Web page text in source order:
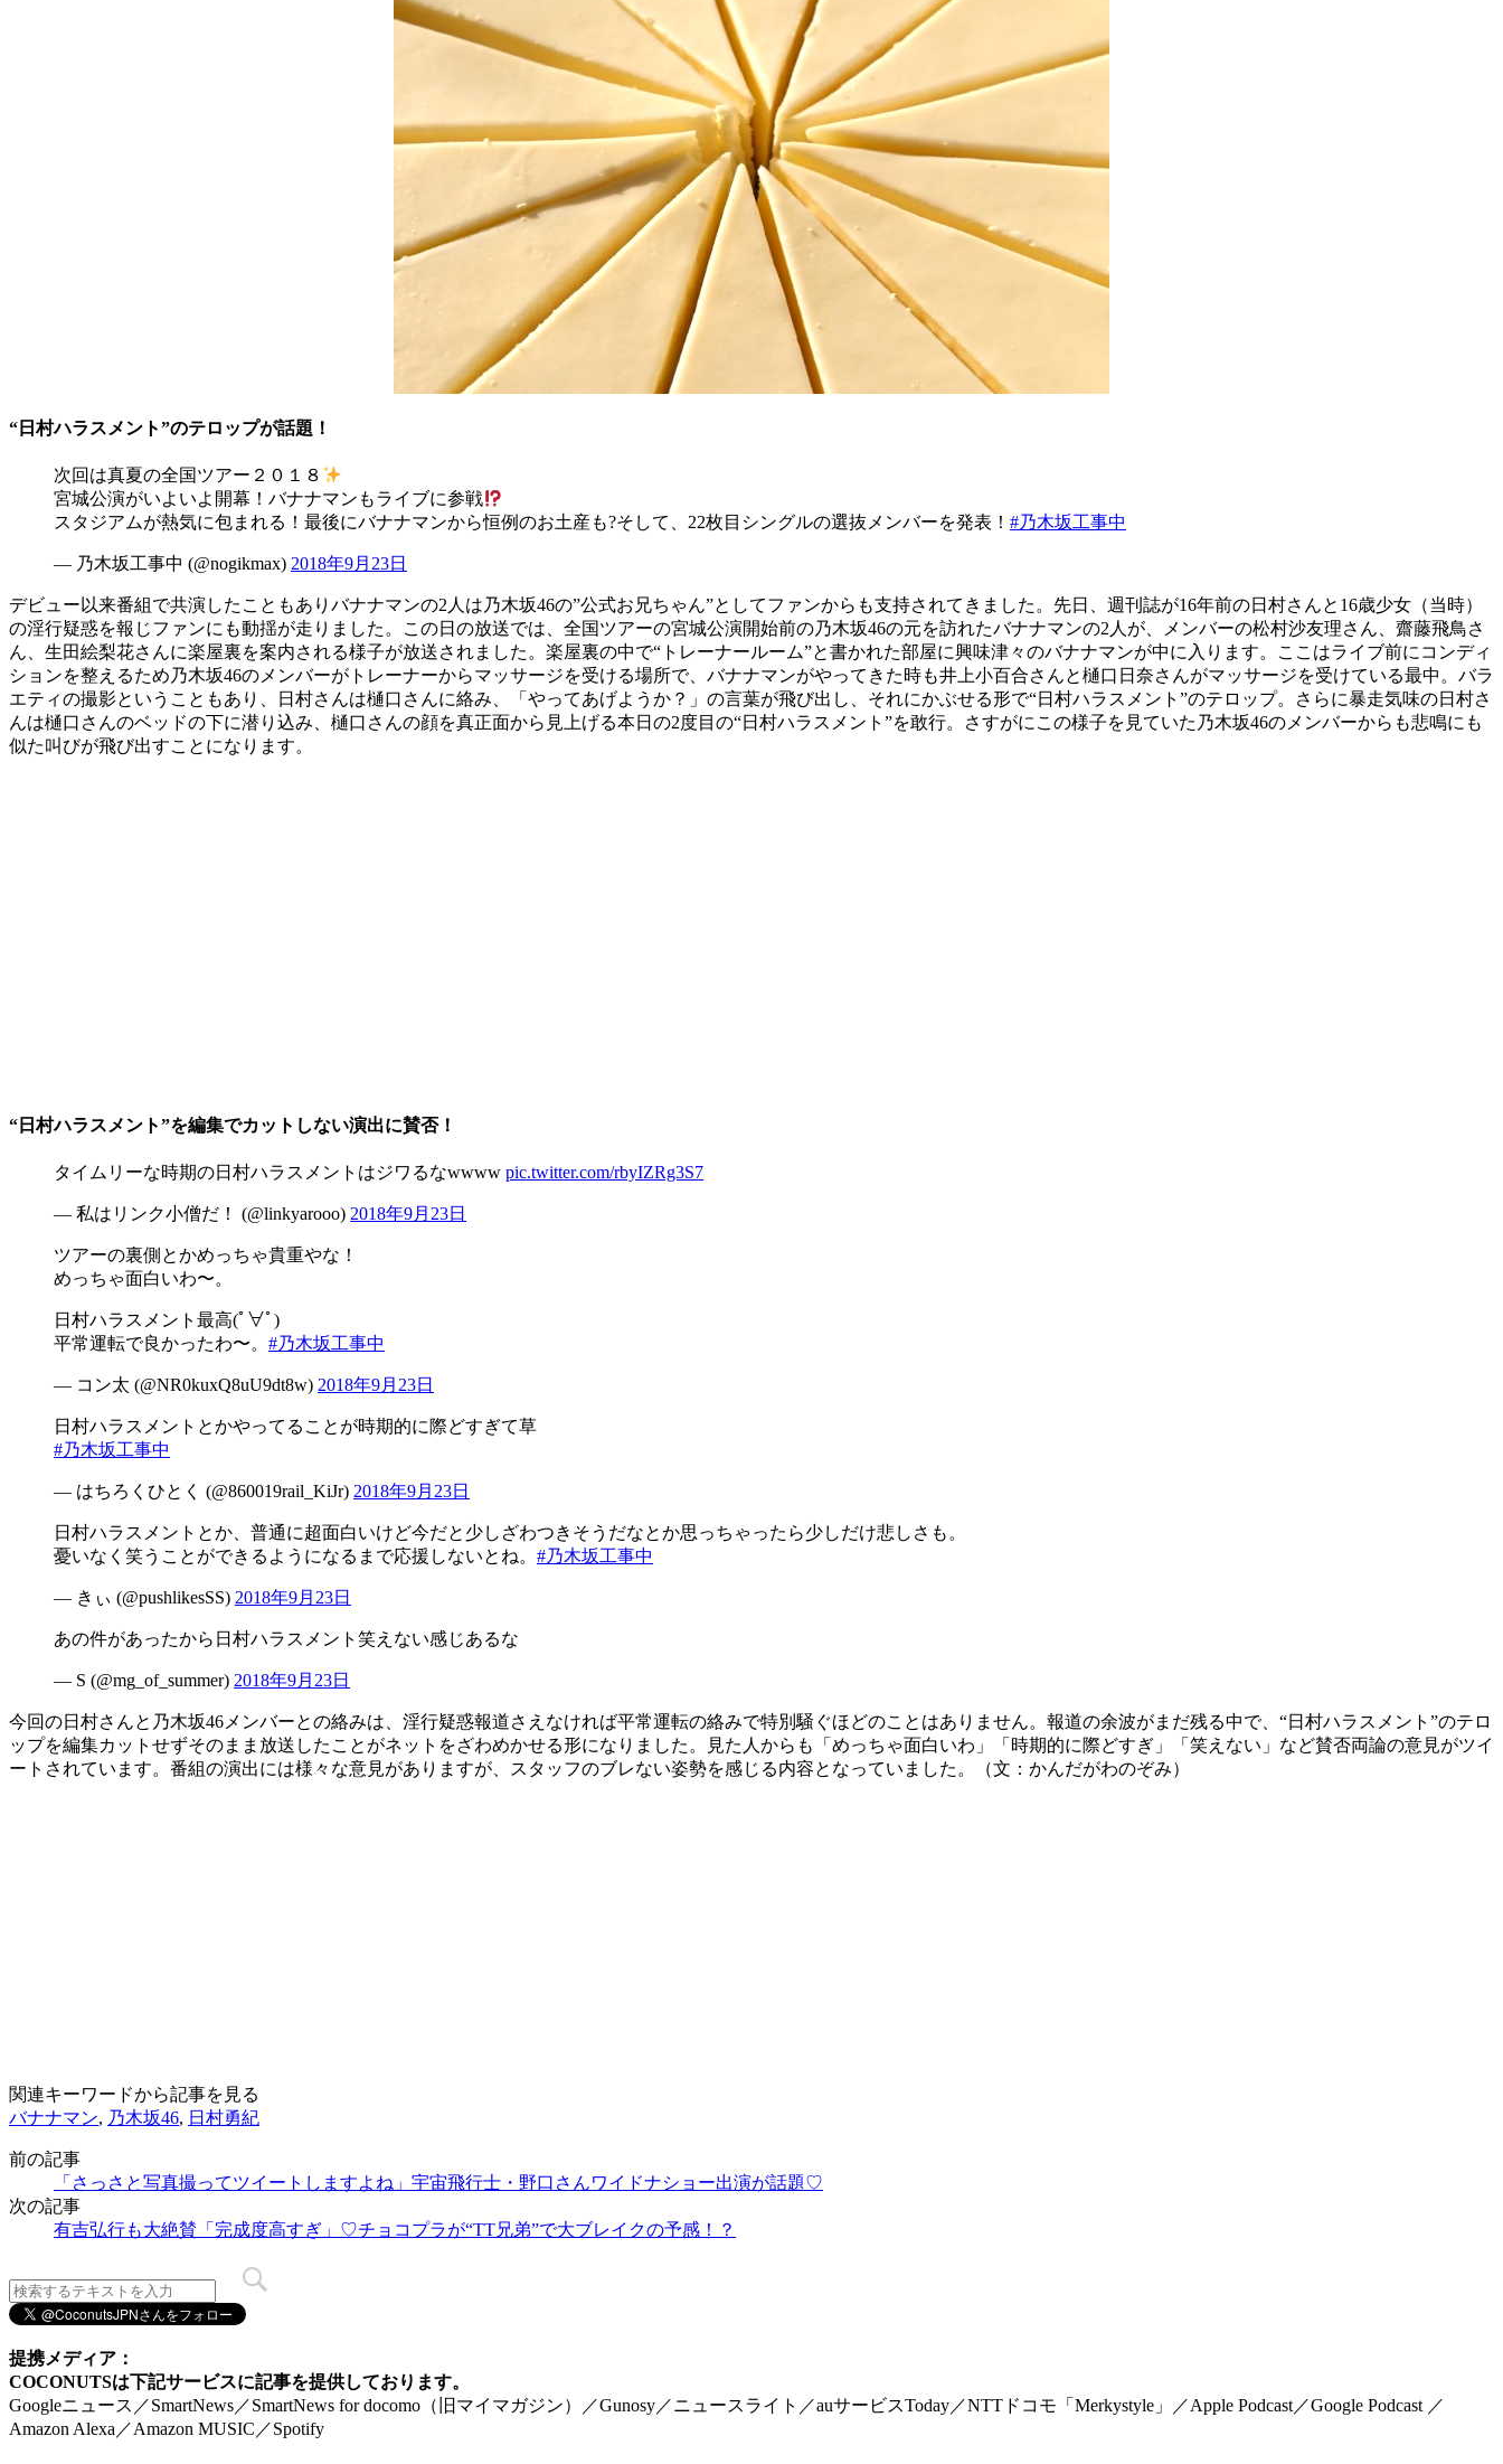
“日村ハラスメント”のテロップが話題！
次回は真夏の全国ツアー２０１８
宮城公演がいよいよ開幕！バナナマンもライブに参戦
スタジアムが熱気に包まれる！最後にバナナマンから恒例のお土産も?そして、22枚目シングルの選抜メンバーを発表！ #乃木坂工事中
— 乃木坂工事中 (@nogikmax) 2018年9月23日
デビュー以来番組で共演したこともありバナナマンの2人は乃木坂46の”公式お兄ちゃん”としてファンからも支持されてきました。先日、週刊誌が16年前の日村さんと16歳少女（当時）
の淫行疑惑を報じファンにも動揺が走りました。この日の放送では、全国ツアーの宮城公演開始前の乃木坂46の元を訪れたバナナマンの2人が、メンバーの松村沙友理さん、齋藤飛鳥さ
ん、生田絵梨花さんに楽屋裏を案内される様子が放送されました。楽屋裏の中で“トレーナールーム”と書かれた部屋に興味津々のバナナマンが中に入ります。ここはライブ前にコンディ
ションを整えるため乃木坂46のメンバーがトレーナーからマッサージを受ける場所で、バナナマンがやってきた時も井上小百合さんと樋口日奈さんがマッサージを受けている最中。バラ
エティの撮影ということもあり、日村さんは樋口さんに絡み、「やってあげようか？」の言葉が飛び出し、それにかぶせる形で“日村ハラスメント”のテロップ。さらに暴走気味の日村さ
んは樋口さんのベッドの下に潜り込み、樋口さんの顔を真正面から見上げる本日の2度目の“日村ハラスメント”を敢行。さすがにこの様子を見ていた乃木坂46のメンバーからも悲鳴にも
似た叫びが飛び出すことになります。
“日村ハラスメント”を編集でカットしない演出に賛否！
タイムリーな時期の日村ハラスメントはジワるなwwww pic.twitter.com/rbyIZRg3S7
— 私はリンク小僧だ！ (@linkyarooo) 2018年9月23日
ツアーの裏側とかめっちゃ貴重やな！
めっちゃ面白いわ〜。
日村ハラスメント最高(ﾟ∀ﾟ)
平常運転で良かったわ〜。 #乃木坂工事中
— コン太 (@NR0kuxQ8uU9dt8w) 2018年9月23日
日村ハラスメントとかやってることが時期的に際どすぎて草
#乃木坂工事中
— はちろくひとく (@860019rail_KiJr) 2018年9月23日
日村ハラスメントとか、普通に超面白いけど今だと少しざわつきそうだなとか思っちゃったら少しだけ悲しさも。
憂いなく笑うことができるようになるまで応援しないとね。 #乃木坂工事中
— きぃ (@pushlikesSS) 2018年9月23日
あの件があったから日村ハラスメント笑えない感じあるな
— S (@mg_of_summer) 2018年9月23日
今回の日村さんと乃木坂46メンバーとの絡みは、淫行疑惑報道さえなければ平常運転の絡みで特別騒ぐほどのことはありません。報道の余波がまだ残る中で、“日村ハラスメント”のテロ
ップを編集カットせずそのまま放送したことがネットをざわめかせる形になりました。見た人からも「めっちゃ面白いわ」「時期的に際どすぎ」「笑えない」など賛否両論の意見がツイ
ートされています。番組の演出には様々な意見がありますが、スタッフのブレない姿勢を感じる内容となっていました。（文：かんだがわのぞみ）
関連キーワードから記事を見る
バナナマン, 乃木坂46, 日村勇紀
前の記事
「さっさと写真撮ってツイートしますよね」宇宙飛行士・野口さんワイドナショー出演が話題♡
次の記事
有吉弘行も大絶賛「完成度高すぎ」♡チョコプラが“TT兄弟”で大ブレイクの予感！？
提携メディア：
COCONUTSは下記サービスに記事を提供しております。
Googleニュース／SmartNews／SmartNews for docomo（旧マイマガジン）／Gunosy／ニュースライト／auサービスToday／NTTドコモ「Merkystyle」／Apple Podcast／Google Podcast ／
Amazon Alexa／Amazon MUSIC／Spotify